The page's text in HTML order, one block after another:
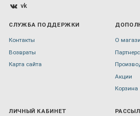
vk
СЛУЖБА ПОДДЕРЖКИ
Контакты
Возвраты
Карта сайта
О
Акции
Корзина
ЛИЧНЫЙ КАБИНЕТ